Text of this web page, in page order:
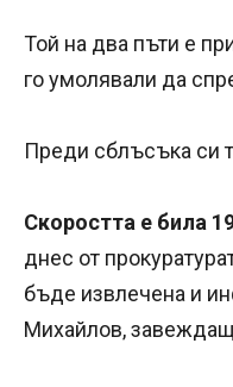
Той на два пъти е
го умолявали да
Преди сблъсъка си
Скоростта е била
днес от
бъде извлечена и
Михайлов, завеждащ